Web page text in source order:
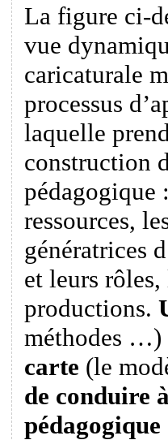
La figure ci-
vue
caricaturale
processus
laquelle
construction
pédagogique
ressources,
génératrices
et leurs rôles,
productions.
méthodes …)
carte (le
de conduire
pédagogique